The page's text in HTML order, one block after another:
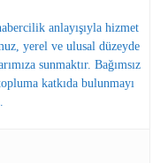
anlayışıyla hizmet
yerel ve ulusal düzeyde
sunmaktır. Bağımsız
katkıda bulunmayı